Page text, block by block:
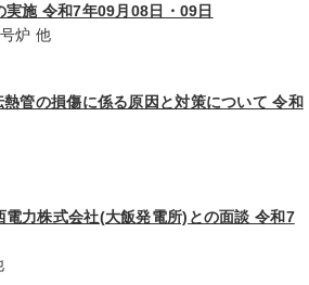
施 令和7年09月08日・09日
炉 他
管の損傷に係る原因と対策について 令和
電力株式会社(大飯発電所)との面談 令和7